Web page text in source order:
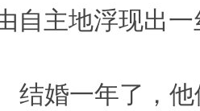
自主地浮现出
结婚一年了，他